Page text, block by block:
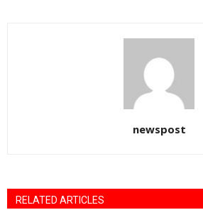
newspost
RELATED ARTICLES